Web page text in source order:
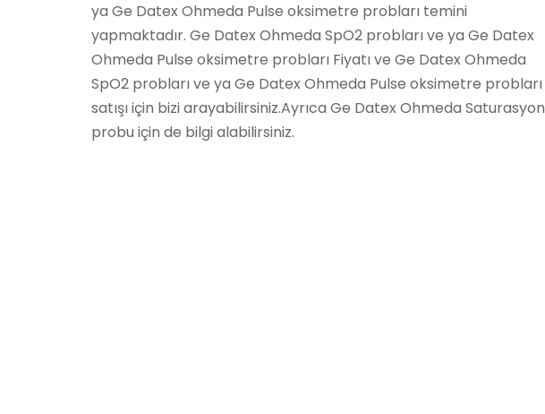
ya Ge Datex Ohmeda Pulse oksimetre probları temini
yapmaktadır. Ge Datex Ohmeda SpO2 probları ve ya Ge Datex
Ohmeda Pulse oksimetre probları Fiyatı ve Ge Datex Ohmeda
SpO2 probları ve ya Ge Datex Ohmeda Pulse oksimetre probları
satışı için bizi arayabilirsiniz.Ayrıca Ge Datex Ohmeda Saturasyon
probu için de bilgi alabilirsiniz.